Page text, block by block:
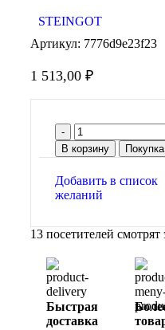
STEINGOT
Артикул: 7776d9e23f23
1 513,00 ₽
В корзину
Добавить в список
желаний
13 посетителей
Быстрая
доставка